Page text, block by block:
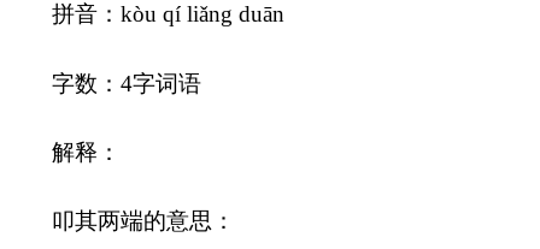
拼音：kòu qí liǎng duān
字数：4字词语
解释：
叩其两端的意思：